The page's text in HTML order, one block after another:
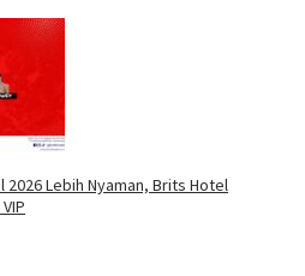
2026 Lebih Nyaman, Brits Hotel